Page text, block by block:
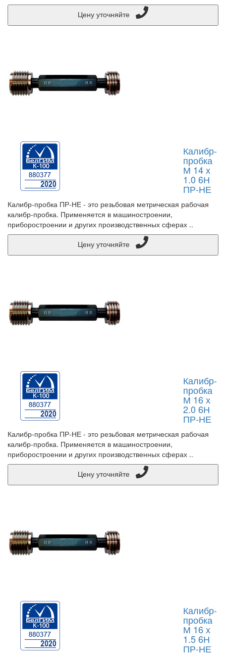
Калибр-
пробка
М 14 х
1.0 6Н
ПР-НЕ
Калибр-пробка ПР-НЕ - это резьбовая метрическая рабочая
калибр-пробка. Применяется в машиностроении,
приборостроении и других производственных сферах ..
Калибр-
пробка
М 16 х
2.0 6Н
ПР-НЕ
Калибр-пробка ПР-НЕ - это резьбовая метрическая рабочая
калибр-пробка. Применяется в машиностроении,
приборостроении и других производственных сферах ..
Калибр-
пробка
М 16 х
1.5 6Н
ПР-НЕ